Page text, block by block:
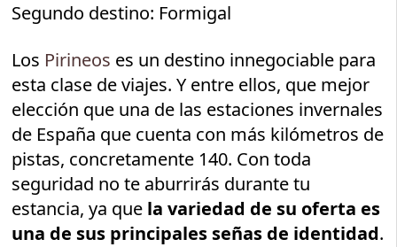
Segundo destino: Formigal
Los Pirineos es un destino innegociable para
esta clase de viajes. Y entre ellos, que mejor
elección que una de las estaciones invernales
de España que cuenta con más kilómetros de
pistas, concretamente 140. Con toda
seguridad no te aburrirás durante tu
estancia, ya que la variedad de su oferta es
una de sus principales señas de identidad.